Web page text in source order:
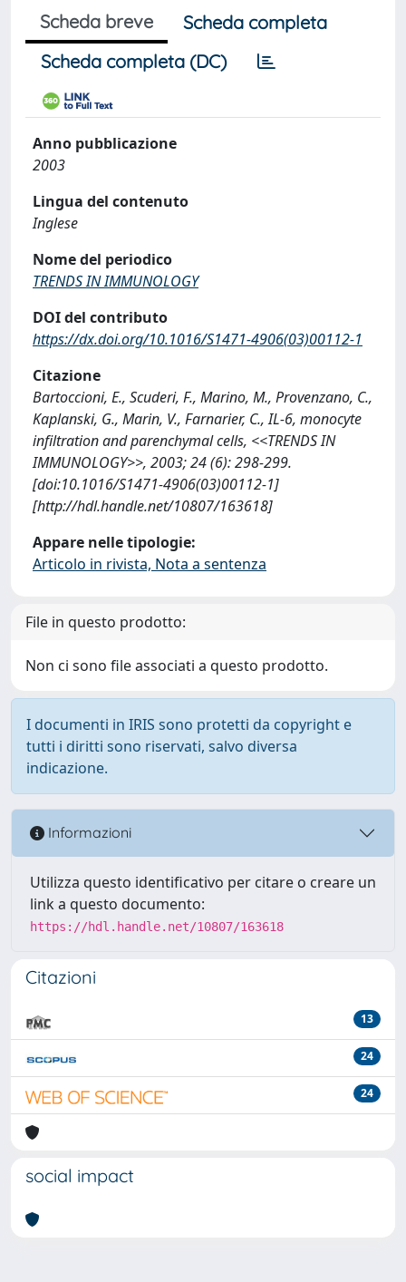
Scheda breve
Scheda completa
Scheda completa (DC)
Anno pubblicazione
2003
Lingua del contenuto
Inglese
Nome del periodico
TRENDS IN IMMUNOLOGY
DOI del contributo
https://dx.doi.org/10.1016/S1471-4906(03)00112-1
Citazione
Bartoccioni, E., Scuderi, F., Marino, M., Provenzano, C.,
Kaplanski, G., Marin, V., Farnarier, C., IL-6, monocyte
infiltration and parenchymal cells, <<TRENDS IN
IMMUNOLOGY>>, 2003; 24 (6): 298-299.
[doi:10.1016/S1471-4906(03)00112-1]
[http://hdl.handle.net/10807/163618]
Appare nelle tipologie:
Articolo in rivista, Nota a sentenza
File in questo prodotto:
Non ci sono file associati a questo prodotto.
I documenti in IRIS sono protetti da copyright e
tutti i diritti sono riservati, salvo diversa
indicazione.
Informazioni
Utilizza questo identificativo per citare o creare un
link a questo documento:
https://hdl.handle.net/10807/163618
Citazioni
13
24
24
social impact